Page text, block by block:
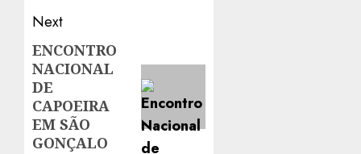
Next
Next
post:
ENCONTRO
NACIONAL
DE
CAPOEIRA
EM SÃO
GONÇALO